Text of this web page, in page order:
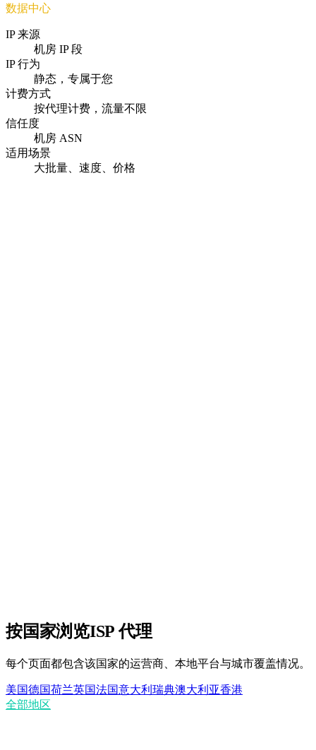
数据中心
IP 来源
机房 IP 段
IP 行为
静态，专属于您
计费方式
按代理计费，流量不限
信任度
机房 ASN
适用场景
大批量、速度、价格
按国家浏览ISP 代理
每个页面都包含该国家的运营商、本地平台与城市覆盖情况。
美国德国荷兰英国法国意大利 瑞典澳大利亚香港
全部地区